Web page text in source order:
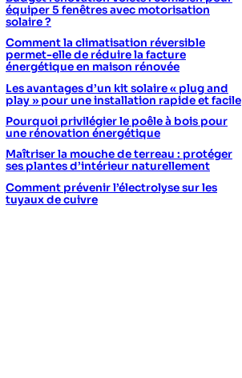
équiper 5 fenêtres avec motorisation
solaire ?
Comment la climatisation réversible
permet-elle de réduire la facture
énergétique en maison rénovée
Les avantages d’un kit solaire « plug and
play » pour une installation rapide et facile
Pourquoi privilégier le poêle à bois pour
une rénovation énergétique
Maîtriser la mouche de terreau : protéger
ses plantes d’intérieur naturellement
Comment prévenir l’électrolyse sur les
tuyaux de cuivre